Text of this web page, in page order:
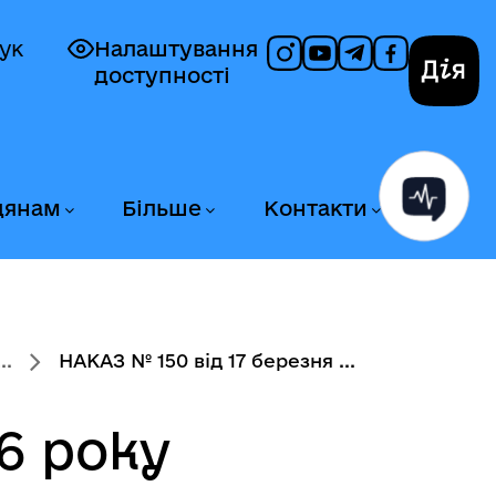
Налаштування
доступності
Більше Контакти
НАКАЗ № 150 від 17 березня ...
року